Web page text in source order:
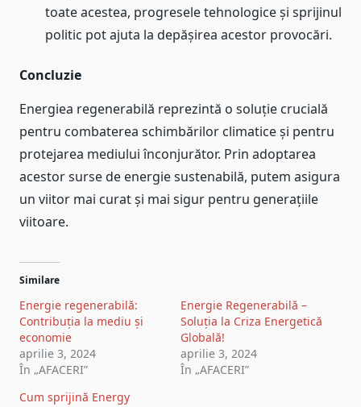
toate acestea, progresele tehnologice și sprijinul
politic pot ajuta la depășirea acestor provocări.
Concluzie
Energiea regenerabilă reprezintă o soluție crucială
pentru combaterea schimbărilor climatice și pentru
protejarea mediului înconjurător. Prin adoptarea
acestor surse de energie sustenabilă, putem asigura
un viitor mai curat și mai sigur pentru generațiile
viitoare.
Similare
Energie regenerabilă:
Contribuția la mediu și
economie
aprilie 3, 2024
În „AFACERI”
Energie Regenerabilă –
Soluția la Criza Energetică
Globală!
aprilie 3, 2024
În „AFACERI”
Cum sprijină Energy